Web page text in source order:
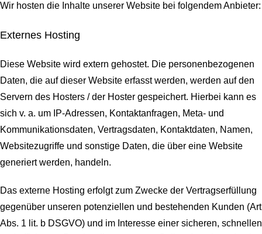
Wir hosten die Inhalte unserer Website bei folgendem Anbieter:
Externes Hosting
Diese Website wird extern gehostet. Die personenbezogenen
Daten, die auf dieser Website erfasst werden, werden auf den
Servern des Hosters / der Hoster gespeichert. Hierbei kann es
sich v. a. um IP-Adressen, Kontaktanfragen, Meta- und
Kommunikationsdaten, Vertragsdaten, Kontaktdaten, Namen,
Websitezugriffe und sonstige Daten, die über eine Website
generiert werden, handeln.
Das externe Hosting erfolgt zum Zwecke der Vertragserfüllung
gegenüber unseren potenziellen und bestehenden Kunden
Abs. 1 lit. b DSGVO) und im Interesse einer sicheren, schnellen